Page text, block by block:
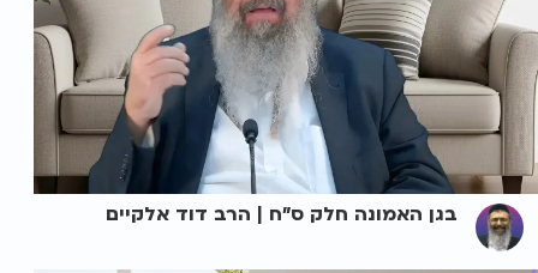
בגן האמונה חלק ס"ח | הרב דוד אלקיים